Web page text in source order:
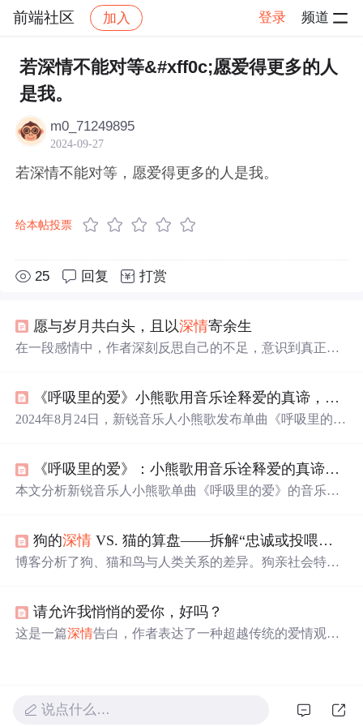
前端社区 加入 登录 频道
社区 前端社区 感慨 帖子详情
若深情不能对等&#xff0c;愿爱得更多的人
是我。
m0_71249895
2024-09-27
若深情不能对等，愿爱得更多的人是我。
给本帖投票
25 回复 打赏
愿与岁月共白头，且以深情寄余生
在一段感情中，作者深刻反思自己的不足，意识到真正的
的人。
《呼吸里的爱》小熊歌用音乐诠释爱的真谛，在平凡中感受
2024年8月24日，新锐音乐人小熊歌发布单曲《呼吸里的
暖力量，引发关于爱情、成长和救赎的思考，带来共鸣与
力量。
《呼吸里的爱》：小熊歌用音乐诠释爱的真谛，在平凡中感受
本文分析新锐音乐人小熊歌单曲《呼吸里的爱》的音乐构
计，探讨旋律结构、歌词叙事逻辑与声音表现力如何共同
构建内敛深情 的听觉体验。
狗的深情 VS. 猫的算盘——拆解“忠诚或投喂机”背后的人宠密码
博客分析了狗、猫和鸟与人类关系的差异。狗亲社会特征
给出让关系越过“投喂机”的实用指南，强调爱与算计不矛
盾。
请允许我悄悄的爱你，好吗？
这是一篇深情告白，作者表达了一种超越传统的爱情观
说点什么…